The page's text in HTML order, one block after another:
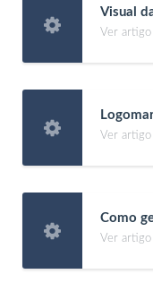

Visual
Ver artigo
 Ver artigo

Como
Ver artigo